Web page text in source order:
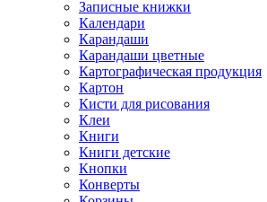
Записные книжки
Календари
Карандаши
Карандаши цветные
Картографическая продукция
Картон
Кисти для рисования
Клеи
Книги
Книги детские
Кнопки
Конверты